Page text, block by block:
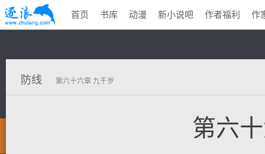
首页 书库 动漫 新小说吧 作者福利 作
防线 第六十六章 九千岁
第六